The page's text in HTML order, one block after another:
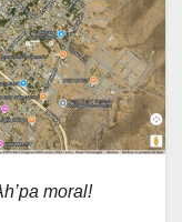
moral!